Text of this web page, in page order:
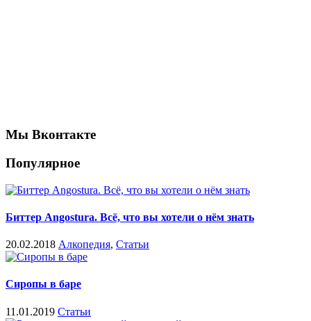
Мы Вконтакте
Популярное
Биттер Angostura. Всё, что вы хотели о нём знать
20.02.2018 Алкопедия, Статьи
Сиропы в баре
11.01.2019 Статьи